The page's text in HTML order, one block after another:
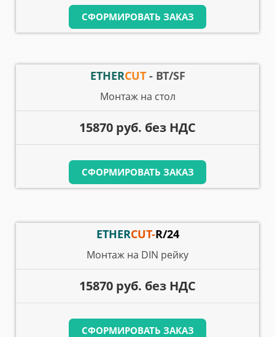
СФОРМИРОВАТЬ ЗАКАЗ
ETHERCUT- BT/SF
Монтаж на стол
15870 руб. без НДС
СФОРМИРОВАТЬ ЗАКАЗ
ETHERCUT-R/24
Монтаж на DIN рейку
15870 руб. без НДС
СФОРМИРОВАТЬ ЗАКАЗ